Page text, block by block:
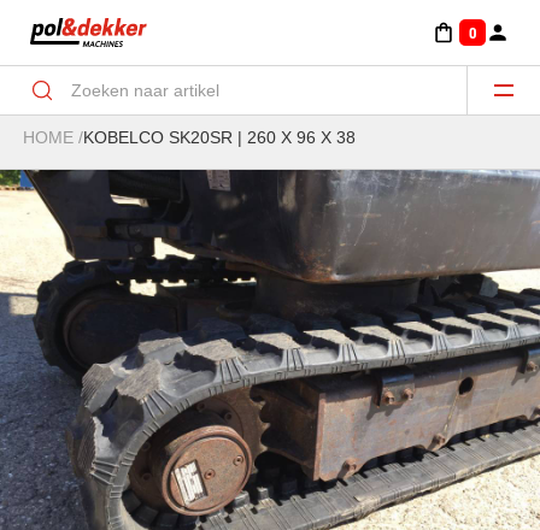
0
Aanbouwdelen Minigraver-Graven/klemmen
HOME /KOBELCO SK20SR | 260 X 96 X 38